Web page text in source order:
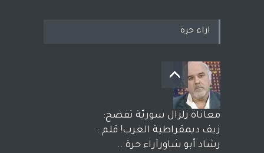
اراء حرة
معاناة زلزال سوريّة تفضح:
زيف ديمقراطية الغرب! قلم :
رشاد أبو شاورآراء حرة ..